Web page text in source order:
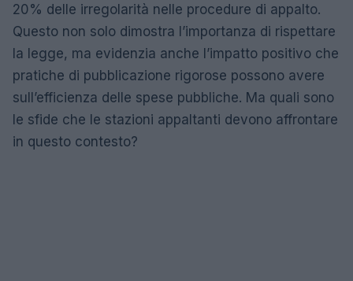
20% delle irregolarità nelle procedure di appalto.
Questo non solo dimostra l’importanza di rispettare
la legge, ma evidenzia anche l’impatto positivo che
pratiche di pubblicazione rigorose possono avere
sull’efficienza delle spese pubbliche. Ma quali sono
le sfide che le stazioni appaltanti devono affrontare
in questo contesto?